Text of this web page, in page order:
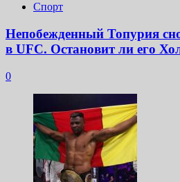
Спорт
Непобежденный Топурия
в UFC. Остановит ли его
0